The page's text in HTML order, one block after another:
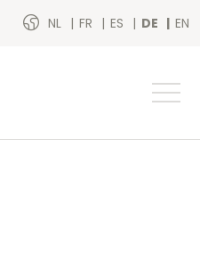
NL FR ES DE EN